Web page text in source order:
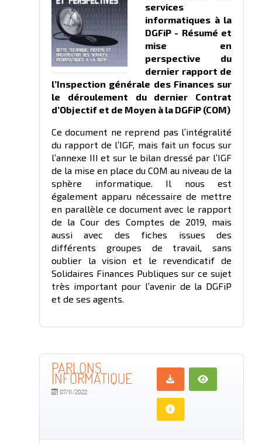
services
informatiques à la
DGFiP - Résumé et
mise en
perspective du
dernier rapport de
l’Inspection générale des Finances sur
le déroulement du dernier Contrat
d’Objectif et de Moyen à la DGFiP (COM)
Ce document ne reprend pas l’intégralité
du rapport de l’IGF, mais fait un focus sur
l’annexe III et sur le bilan dressé par l’IGF
de la mise en place du COM au niveau de la
sphère informatique. Il nous est
également apparu nécessaire de mettre
en parallèle ce document avec le rapport
de la Cour des Comptes de 2019, mais
aussi avec des fiches issues des
différents groupes de travail, sans
oublier la vision et le revendicatif de
Solidaires Finances Publiques sur ce sujet
très important pour l’avenir de la DGFiP
et de ses agents.
PARLONS
INFORMATIQUE
07/11/2022